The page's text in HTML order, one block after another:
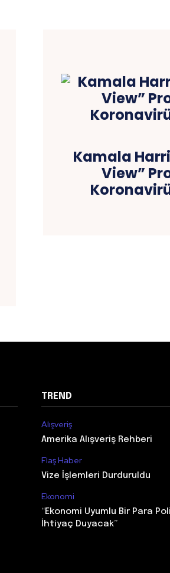
Kamala
View”
TREND
Alışveriş
Amerika Alışveriş Rehberi
Flaş Haber
Vize İşlemleri Durduruldu
Ekonomi
“Ekonomi Uyumlu Bir Para
İhtiyaç Duyacak”